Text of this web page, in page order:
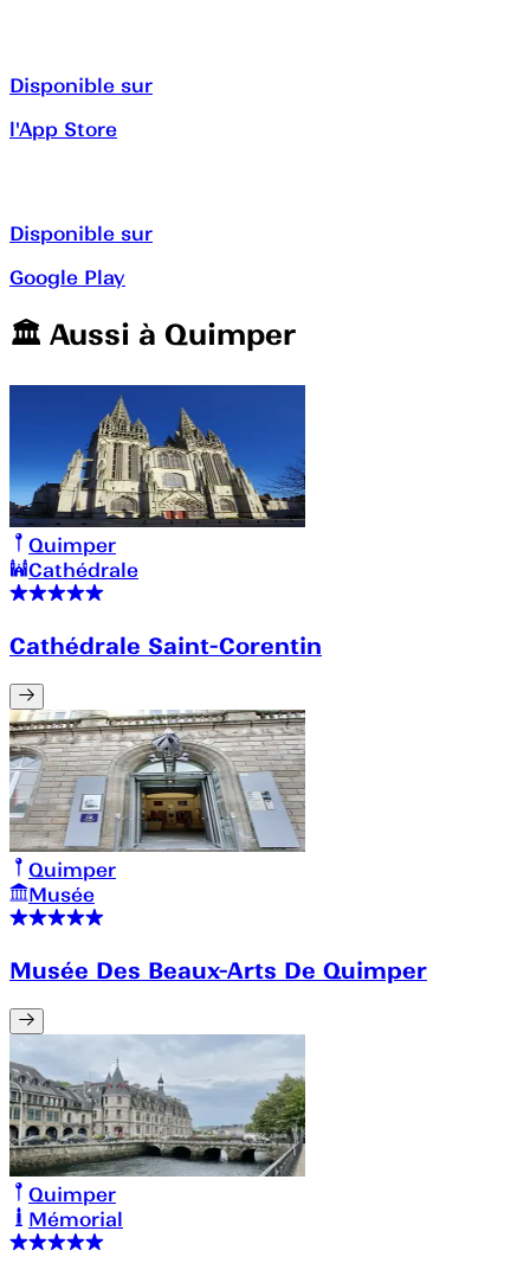
Disponible sur
l'App Store
Disponible sur
Google Play
🏛️️ Aussi à Quimper
Quimper
Cathédrale
Cathédrale Saint-Corentin
Quimper
Musée
Musée Des Beaux-Arts De Quimper
Quimper
Mémorial